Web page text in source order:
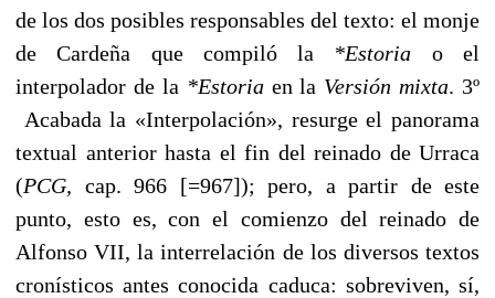
de los dos posibles responsables del texto: el monje
de Cardeña que compiló la *Estoria o el
interpolador de la *Estoriaen la Versión mixta. 3º
Acabada la «Interpolación», resurge el panorama
textual anterior hasta el fin del reinado de Urraca
(PCG, cap. 966 [=967]); pero, a partir de este
punto, esto es, con el comienzo del reinado de
Alfonso VII, la interrelación de los diversos textos
cronísticos antes conocida caduca: sobreviven, sí,